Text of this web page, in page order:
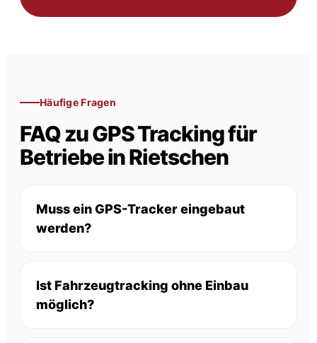
Häufige Fragen
FAQ zu GPS Tracking für
Betriebe in Rietschen
Muss ein GPS-Tracker eingebaut
werden?
Ist Fahrzeugtracking ohne Einbau
möglich?